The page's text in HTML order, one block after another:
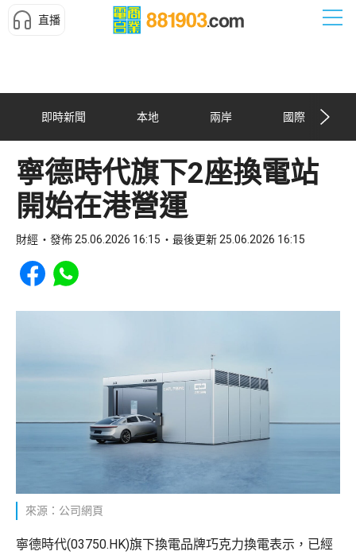
直播
即時新聞 本地 兩岸 國際
寧德時代旗下2座換電站
開始在港營運
財經 發佈 25.06.2026 16:15 最後更新 25.06.2026 16:15
Share to Facebook
Share to WhatsApp
來源：公司網頁
寧德時代(03750.HK)旗下換電品牌巧克力換電表示，已經